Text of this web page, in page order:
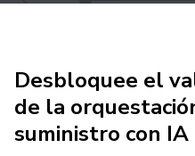
Desbloquee el
de la
suministro con IA